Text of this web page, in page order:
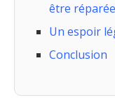
être réparée
Un espoir
Conclusion